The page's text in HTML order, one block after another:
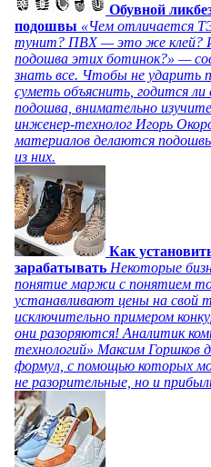
Обувной
подошвы «Чем отличается
тунит? ПВХ — это же клей?
подошва этих ботинок?» —
знать все. Чтобы не ударить
суметь объяснить, годится
подошва, внимательно
инженер-технолог Игорь
материалов делаются
из них.
Как
зарабатывать Некоторые
понятие маржи с понятием
устанавливают цены на свой
исключительно примером
они разоряются! Аналитик
технологий» Максим Горшков
формул, с помощью которых
не разорительные, но и